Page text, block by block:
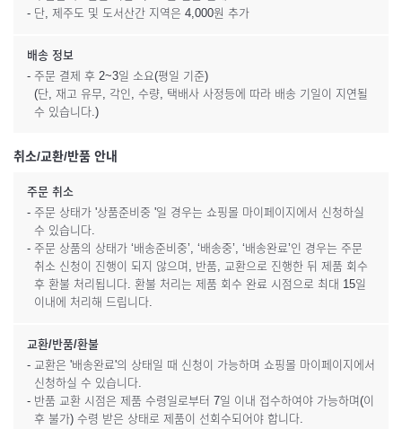
- 단, 제주도 및 도서산간 지역은 4,000원 추가
배송 정보
- 주문 결제 후 2~3일 소요(평일 기준)
(단, 재고 유무, 각인, 수량, 택배사 사정등에 따라 배송 기일이 지연될
수 있습니다.)
취소/교환/반품 안내
주문 취소
- 주문 상태가 '상품준비중 '일 경우는 쇼핑몰 마이페이지에서 신청하실
수 있습니다.
- 주문 상품의 상태가 ‘배송준비중’, ‘배송중’, ‘배송완료’인 경우는 주문
취소 신청이 진행이 되지 않으며, 반품, 교환으로 진행한 뒤 제품 회수
후 환불 처리됩니다. 환불 처리는 제품 회수 완료 시점으로 최대 15일
이내에 처리해 드립니다.
교환/반품/환불
- 교환은 '배송완료'의 상태일 때 신청이 가능하며 쇼핑몰 마이페이지에서
신청하실 수 있습니다.
- 반품 교환 시점은 제품 수령일로부터 7일 이내 접수하여야 가능하며(이
후 불가) 수령 받은 상태로 제품이 선회수되어야 합니다.